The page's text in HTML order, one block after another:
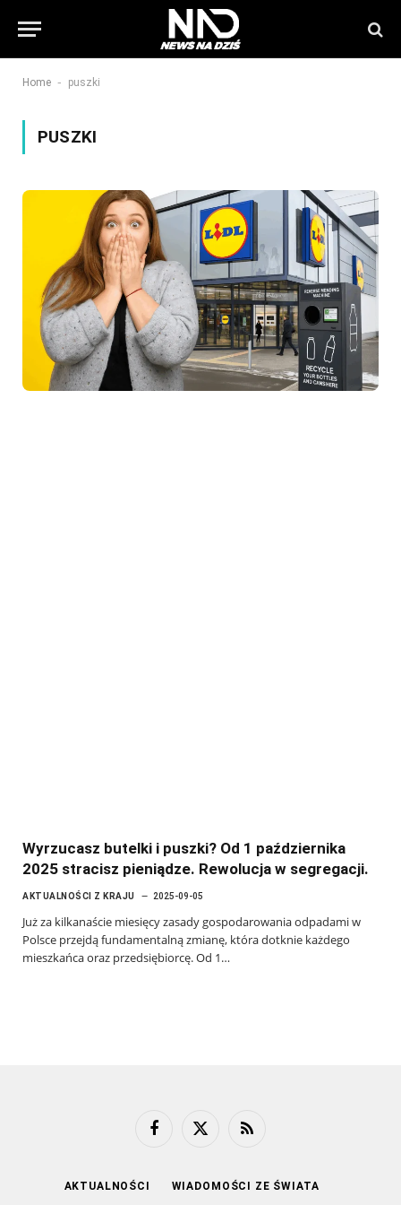
Home - puszki
PUSZKI
Wyrzucasz butelki i puszki? Od 1 października
2025 stracisz pieniądze. Rewolucja w segregacji.
AKTUALNOŚCI Z KRAJU 2025-09-05
Już za kilkanaście miesięcy zasady gospodarowania odpadami w
Polsce przejdą fundamentalną zmianę, która dotknie każdego
mieszkańca oraz przedsiębiorcę. Od 1…
FacebookX
RSS
AKTUALNOŚCI WIADOMOŚCI ZE ŚWIATA